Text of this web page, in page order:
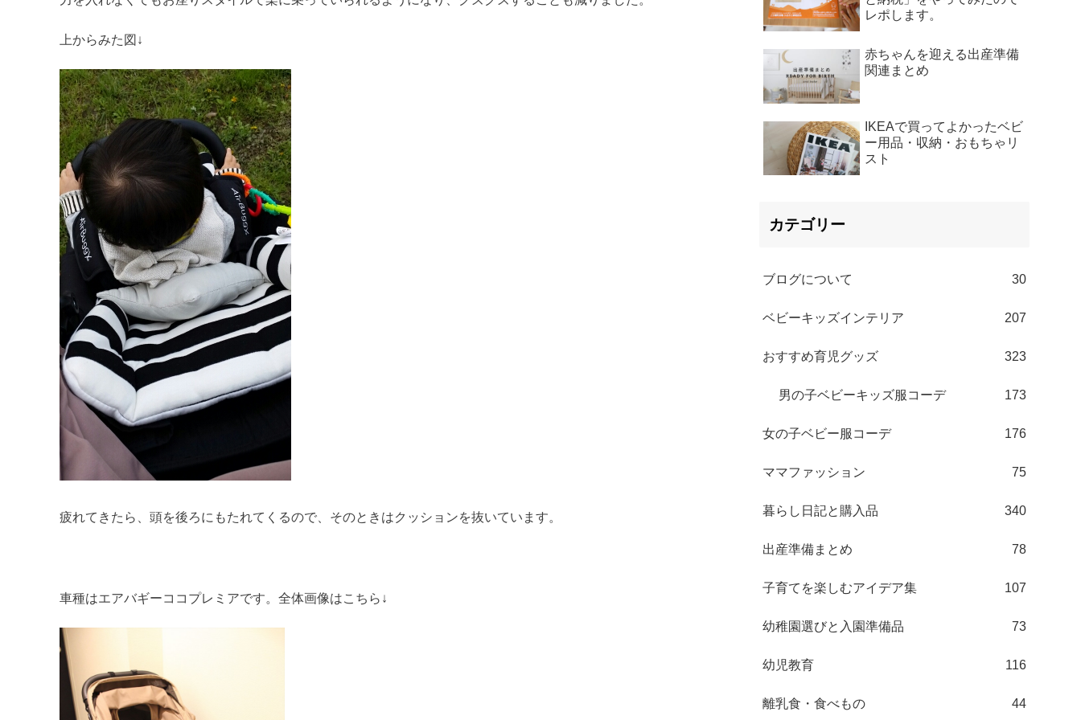
上からみた図↓
疲れてきたら、頭を後ろにもたれてくるので、そのときはクッションを抜いています。
車種はエアバギーココプレミアです。全体画像はこちら↓
レポします。
赤ちゃんを迎える出産準備
関連まとめ
IKEAで買ってよかったベビ
ー用品・収納・おもちゃリ
スト
カテゴリー
ブログについて 30
ベビーキッズインテリア 207
おすすめ育児グッズ 323
男の子ベビーキッズ服コーデ 173
女の子ベビー服コーデ 176
ママファッション 75
暮らし日記と購入品 340
出産準備まとめ 78
子育てを楽しむアイデア集 107
幼稚園選びと入園準備品 73
幼児教育 116
離乳食・食べもの 44